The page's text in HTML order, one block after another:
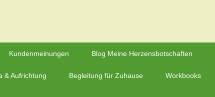
Kundenmeinungen Blog Meine Herzensbotschaften
& Aufrichtung Begleitung für Zuhause Workbooks